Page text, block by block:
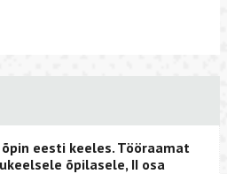
õpin eesti keeles. Tööraamat
õpilasele, II osa